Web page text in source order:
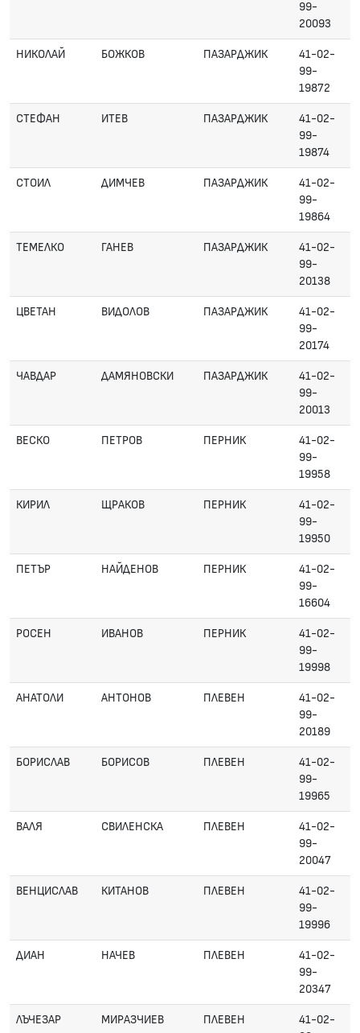
99-
20093
НИКОЛАЙ БОЖКОВ ПАЗАРДЖИК
41-02-
99-
19872
СТЕФАН ИТЕВ ПАЗАРДЖИК
41-02-
99-
19874
СТОИЛ ДИМЧЕВ ПАЗАРДЖИК
41-02-
99-
19864
ТЕМЕЛКО ГАНЕВ ПАЗАРДЖИК
41-02-
99-
20138
ЦВЕТАН ВИДОЛОВ ПАЗАРДЖИК
41-02-
99-
20174
ЧАВДАР ДАМЯНОВСКИ ПАЗАРДЖИК
41-02-
99-
20013
ВЕСКО ПЕТРОВ ПЕРНИК
41-02-
99-
19958
КИРИЛ ЩРАКОВ ПЕРНИК
41-02-
99-
19950
ПЕТЪР НАЙДЕНОВ ПЕРНИК
41-02-
99-
16604
РОСЕН ИВАНОВ ПЕРНИК
41-02-
99-
19998
АНАТОЛИ АНТОНОВ ПЛЕВЕН
41-02-
99-
20189
БОРИСЛАВ БОРИСОВ ПЛЕВЕН
41-02-
99-
19965
ВАЛЯ СВИЛЕНСКА ПЛЕВЕН
41-02-
99-
20047
ВЕНЦИСЛАВ КИТАНОВ ПЛЕВЕН
41-02-
99-
19996
ДИАН НАЧЕВ ПЛЕВЕН
41-02-
99-
20347
ЛЪЧЕЗАР МИРАЗЧИЕВ ПЛЕВЕН
41-02-